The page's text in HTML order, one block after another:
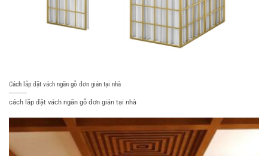
Cách lắp đặt vách ngăn gỗ đơn giản tại nhà
cách lắp đặt vách ngăn gỗ đơn giản tại nhà